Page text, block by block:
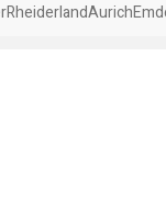
RheiderlandAurich